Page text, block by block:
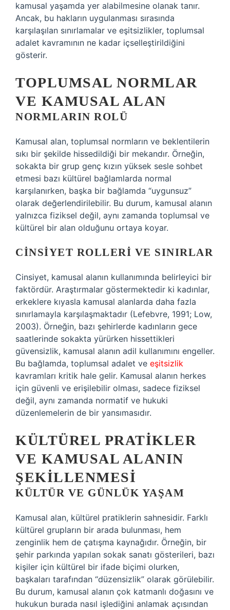
kamusal yaşamda yer alabilmesine olanak tanır.
Ancak, bu hakların uygulanması sırasında
karşılaşılan sınırlamalar ve eşitsizlikler, toplumsal
adalet kavramının ne kadar içselleştirildiğini
gösterir.
TOPLUMSAL NORMLAR
VE KAMUSAL ALAN
NORMLARIN ROLÜ
Kamusal alan, toplumsal normların ve beklentilerin
sıkı bir şekilde hissedildiği bir mekandır. Örneğin,
sokakta bir grup genç kızın yüksek sesle sohbet
etmesi bazı kültürel bağlamlarda normal
karşılanırken, başka bir bağlamda “uygunsuz”
olarak değerlendirilebilir. Bu durum, kamusal alanın
yalnızca fiziksel değil, aynı zamanda toplumsal ve
kültürel bir alan olduğunu ortaya koyar.
CINSIYET ROLLERI VE SINIRLAR
Cinsiyet, kamusal alanın kullanımında belirleyici bir
faktördür. Araştırmalar göstermektedir ki kadınlar,
erkeklere kıyasla kamusal alanlarda daha fazla
sınırlamayla karşılaşmaktadır (Lefebvre, 1991; Low,
2003). Örneğin, bazı şehirlerde kadınların gece
saatlerinde sokakta yürürken hissettikleri
güvensizlik, kamusal alanın adil kullanımını engeller.
Bu bağlamda, toplumsal adalet ve eşitsizlik
kavramları kritik hale gelir. Kamusal alanın herkes
için güvenli ve erişilebilir olması, sadece fiziksel
değil, aynı zamanda normatif ve hukuki
düzenlemelerin de bir yansımasıdır.
KÜLTÜREL PRATIKLER
VE KAMUSAL ALANIN
ŞEKILLENMESI
KÜLTÜR VE GÜNLÜK YAŞAM
Kamusal alan, kültürel pratiklerin sahnesidir. Farklı
kültürel grupların bir arada bulunması, hem
zenginlik hem de çatışma kaynağıdır. Örneğin, bir
şehir parkında yapılan sokak sanatı gösterileri, bazı
kişiler için kültürel bir ifade biçimi olurken,
başkaları tarafından “düzensizlik” olarak görülebilir.
Bu durum, kamusal alanın çok katmanlı doğasını ve
hukukun burada nasıl işlediğini anlamak açısından